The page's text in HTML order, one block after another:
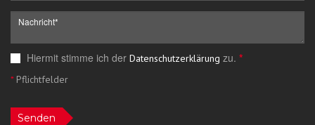
Hiermit stimme ich der Datenschutzerklärung zu. *
*Pflichtfelder
Senden